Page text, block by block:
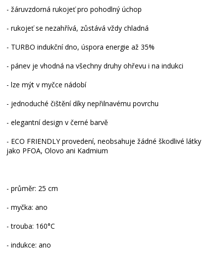
- žáruvzdorná rukojeť pro pohodlný úchop
- rukojeť se nezahřívá, zůstává vždy chladná
- TURBO indukční dno, úspora energie až 35%
- pánev je vhodná na všechny druhy ohřevu i na indukci
- lze mýt v myčce nádobí
- jednoduché čištění díky nepřilnavému povrchu
- elegantní design v černé barvě
- ECO FRIENDLY provedení, neobsahuje žádné škodlivé látky
jako PFOA, Olovo ani Kadmium
- průměr: 25 cm
- myčka: ano
- trouba: 160°C
- indukce: ano